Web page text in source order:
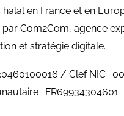
en France et en
Com2Com, agence
et stratégie digitale.
/ Clef NIC :
: FR69934304601